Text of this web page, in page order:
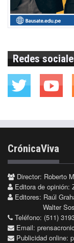
Redes
CrónicaViva
Director: Roberto
Editora de opinión:
Editores: Raúl
Walter
Teléfono: (511)
Email:
Publicidad online: